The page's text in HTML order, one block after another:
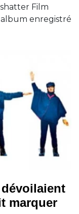
Film
enregistré
marquer